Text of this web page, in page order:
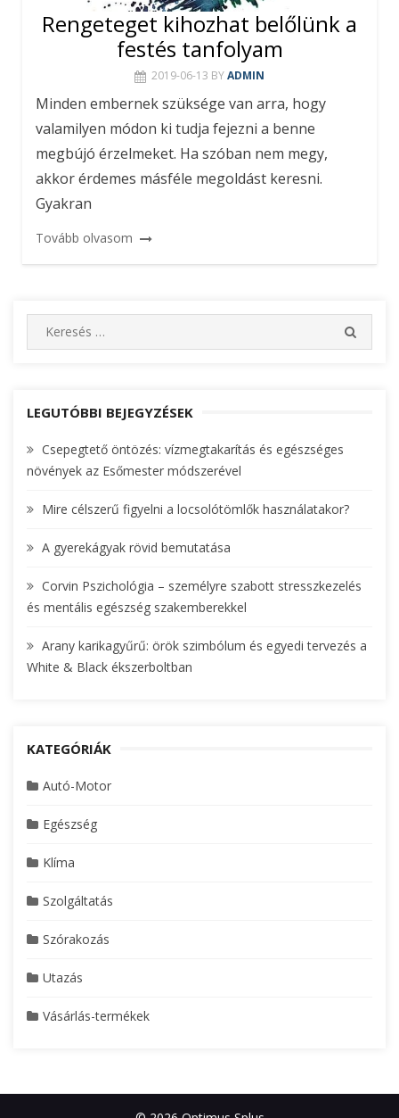
Rengeteget kihozhat belőlünk a
festés tanfolyam
2019-06-13 BYADMIN
Minden embernek szüksége van arra, hogy
valamilyen módon ki tudja fejezni a benne
megbújó érzelmeket. Ha szóban nem megy,
akkor érdemes másféle megoldást keresni.
Gyakran
Tovább olvasom
e
c
f
o
:
E
LEGUTÓBBI BEJEGYZÉSEK
Csepegtető öntözés: vízmegtakarítás és egészséges
növények az Esőmester módszerével
Mire célszerű figyelni a locsolótömlők használatakor?
A gyerekágyak rövid bemutatása
Corvin Pszichológia – személyre szabott stresszkezelés
és mentális egészség szakemberekkel
Arany karikagyűrű: örök szimbólum és egyedi tervezés a
White & Black ékszerboltban
KATEGÓRIÁK
Autó-Motor
Egészség
Klíma
Szolgáltatás
Szórakozás
Utazás
Vásárlás-termékek